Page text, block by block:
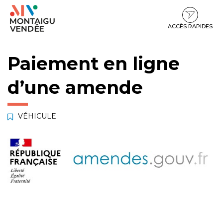
Gestion des traceurs
Aller
Aller
contenu
Aller
pied
ACCÈS RAPIDES
Paiement en ligne
d’une amende
VÉHICULE